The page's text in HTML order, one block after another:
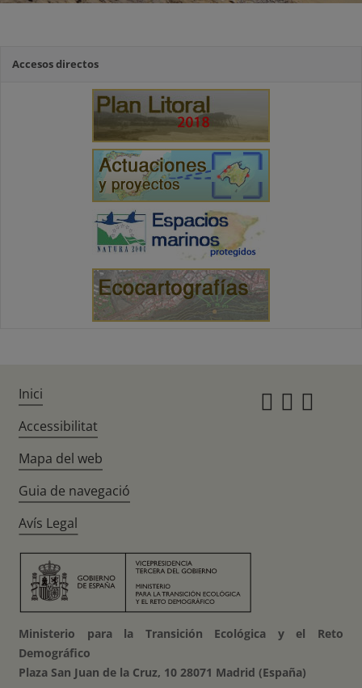
Accesos directos
Inici
Accessibilitat
Mapa del web
Guia de navegació
Avís Legal
Ministerio para la Transición Ecológica y el Reto
Demográfico
Plaza San Juan de la Cruz, 10 28071 Madrid (España)